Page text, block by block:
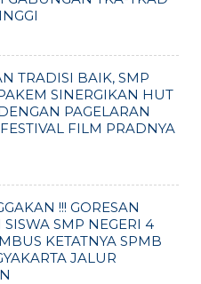
TRADISI BAIK, SMP
SINERGIKAN HUT
PAGELARAN
FILM PRADNYA
!!! GORESAN
SISWA SMP NEGERI 4
KETATNYA SPMB
JALUR